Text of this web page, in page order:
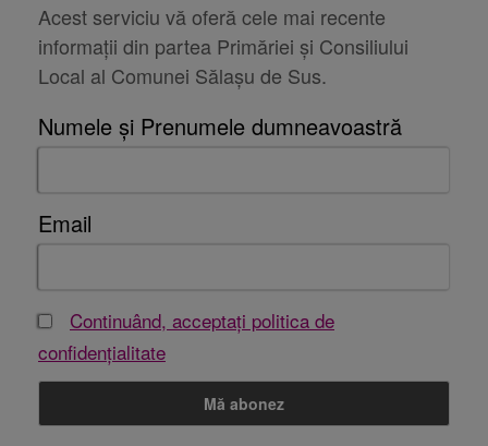
Acest serviciu vă oferă cele mai recente
informații din partea Primăriei și Consiliului
Local al Comunei Sălașu de Sus.
Numele și Prenumele dumneavoastră
Email
Continuând, acceptați politica de
confidențialitate